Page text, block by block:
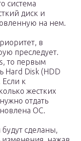
система
диск и
на нем.
в
преследует.
то первым
Hard Disk (HDD
Если к
жестких
отдать
ОС.
будут сделаны,